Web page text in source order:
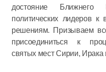
достояние Ближнего
политических лидеров
решениям. Призываем
присоединиться к
святых мест Сирии, Ирака